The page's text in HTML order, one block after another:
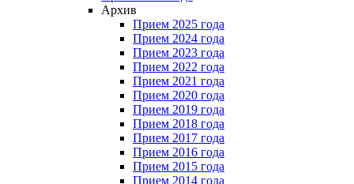
Архив
Прием 2025 года
Прием 2024 года
Прием 2023 года
Прием 2022 года
Прием 2021 года
Прием 2020 года
Прием 2019 года
Прием 2018 года
Прием 2017 года
Прием 2016 года
Прием 2015 года
Прием 2014 года